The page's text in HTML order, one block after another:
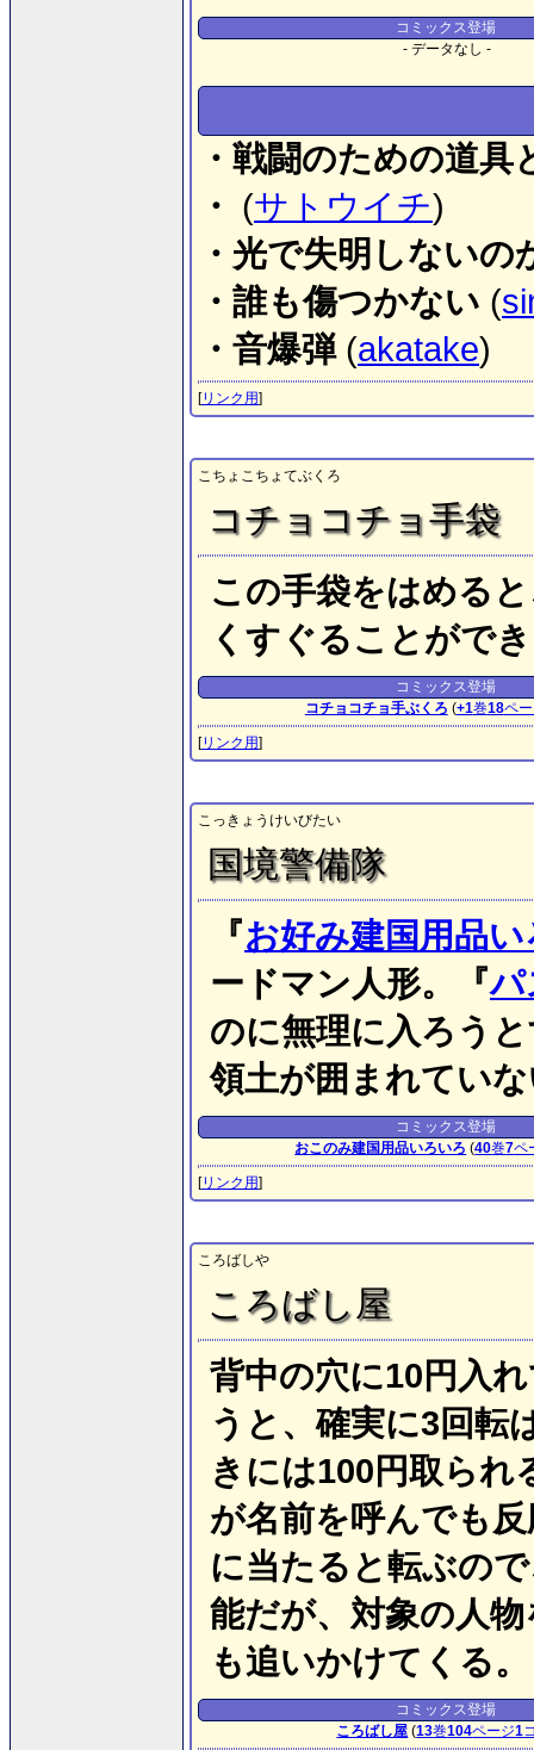
コミックス登場
- データなし -
・戦闘のための道具
・ (サトウイチ)
・光で失明しないの
・誰も傷つかない (
・音爆弾(akatake)
[リンク用]
こちょこちょてぶくろ
コチョコチョ手袋
この手袋をはめる
くすぐることがで
コミックス登場
コチョコチョ手ぶくろ (+1巻18ペ
[リンク用]
こっきょうけいびたい
国境警備隊
『お好み建国用品
ードマン人形。『パ
のに無理に入ろう
領土が囲まれてい
コミックス登場
おこのみ建国用品いろいろ (40巻7ペ
[リンク用]
ころばしや
ころばし屋
背中の穴に10円入
うと、確実に3回転
きには100円取られ
が名前を呼んでも
に当たると転ぶの
能だが、対象の人
も追いかけてくる。
コミックス登場
ころばし屋 (13巻104ページ1